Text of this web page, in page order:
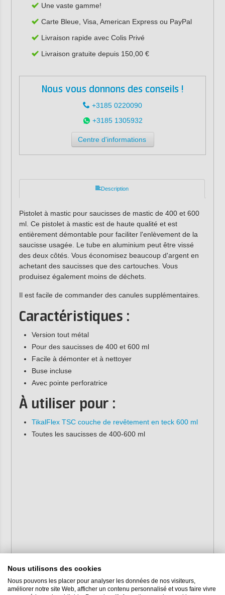
Une vaste gamme!
Carte Bleue, Visa, American Express ou PayPal
Livraison rapide avec Colis Privé
Livraison gratuite depuis 150,00 €
Nous vous donnons des conseils !
+3185 0220090
+3185 1305932
Centre d'informations
Description
Pistolet à mastic pour saucisses de mastic de 400 et 600
ml. Ce pistolet à mastic est de haute qualité et est
entièrement démontable pour faciliter l'enlèvement de la
saucisse usagée. Le tube en aluminium peut être vissé
des deux côtés. Vous économisez beaucoup d'argent en
achetant des saucisses que des cartouches. Vous
produisez également moins de déchets.
Il est facile de commander des canules supplémentaires.
Caractéristiques :
Version tout métal
Pour des saucisses de 400 et 600 ml
Facile à démonter et à nettoyer
Buse incluse
Avec pointe perforatrice
À utiliser pour :
TikalFlex TSC couche de revêtement en teck 600 ml
Toutes les saucisses de 400-600 ml
Nous utilisons des cookies
Nous pouvons les placer pour analyser les données de nos visiteurs,
améliorer notre site Web, afficher un contenu personnalisé et vous faire vivre